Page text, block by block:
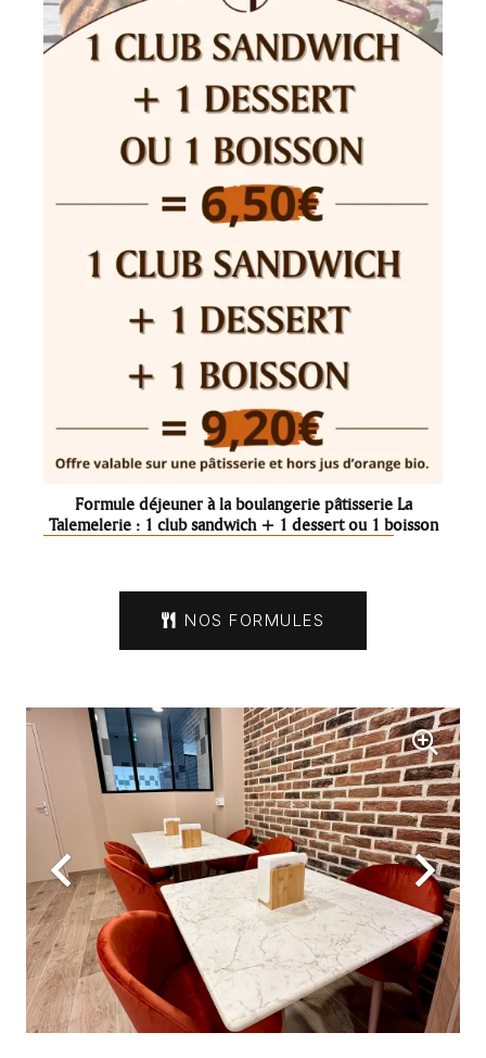
Formule déjeuner à la boulangerie pâtisserie La
Talemelerie : 1 salade + 1 dessert ou 1 boisson
NOS FORMULES